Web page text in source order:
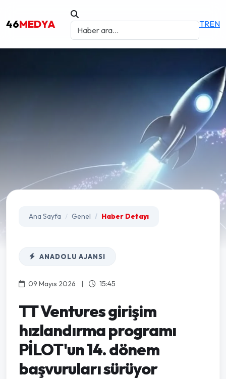
46MEDYA TREN
Ana Sayfa Genel Haber Detayı
ANADOLU AJANSI
09 Mayıs 2026 | 15:45
TT Ventures girişim
hızlandırma programı
PİLOT'un 14. dönem
başvuruları sürüyor